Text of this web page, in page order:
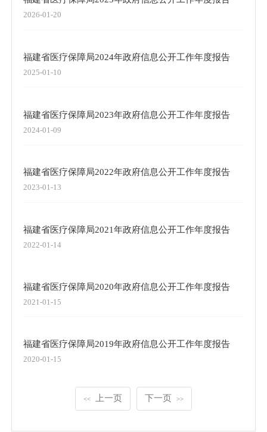
2026-01-20
福建省医疗保障局2024年政府信息公开工作年度报告
2025-01-10
福建省医疗保障局2023年政府信息公开工作年度报告
2024-01-09
福建省医疗保障局2022年政府信息公开工作年度报告
2023-01-13
福建省医疗保障局2021年政府信息公开工作年度报告
2022-01-14
福建省医疗保障局2020年政府信息公开工作年度报告
2021-01-15
福建省医疗保障局2019年政府信息公开工作年度报告
2020-01-15
<< 上一页 下一页 >>